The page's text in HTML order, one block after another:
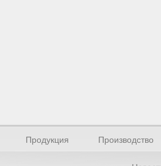
Продукция Производство